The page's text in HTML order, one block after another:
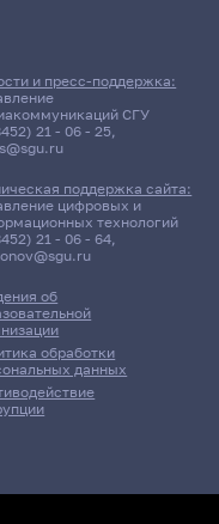
об
обработки
данных
и пресс-поддержка:
СГУ
21 - 06 - 25,
поддержка сайта:
цифровых и
технологий
21 - 06 - 64,